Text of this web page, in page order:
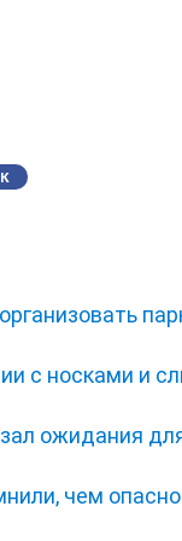
с носками и
ожидания
чем